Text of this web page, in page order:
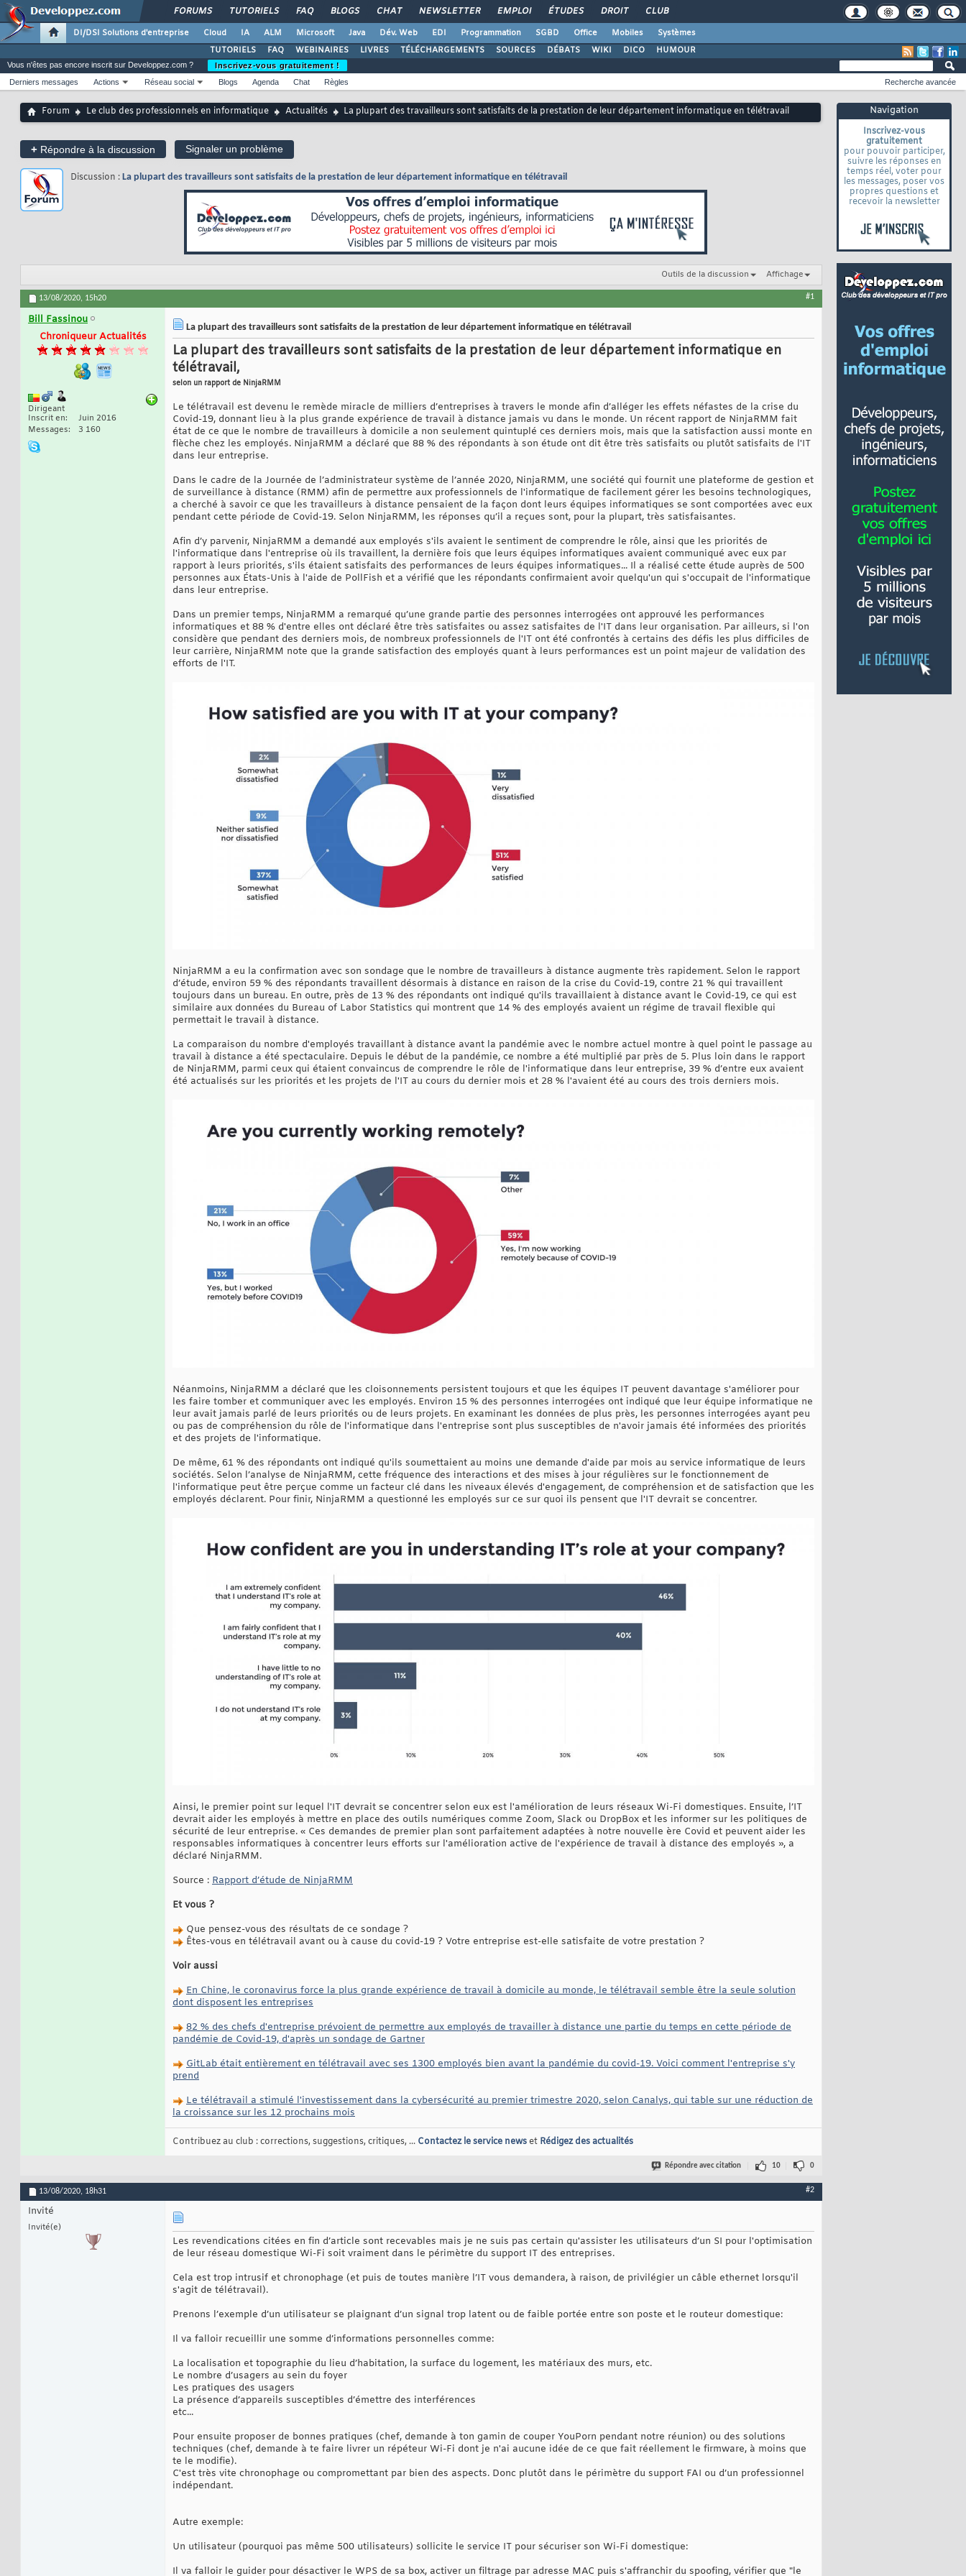
FORUMS TUTORIELS FAQ BLOGS CHAT NEWSLETTER EMPLOI ÉTUDES DROIT CLUB
DI/DSI Solutions d'entreprise Cloud IA ALM Microsoft Java Dév. Web EDI Programmation SGBD Office Mobiles
Systèmes
TUTORIELS
FAQ WEBINAIRES LIVRES TÉLÉCHARGEMENTS SOURCES DÉBATS WIKI DICO HUMOUR
Navigation
Inscrivez-vous
gratuitement
pour pouvoir participer,
suivre les réponses en
temps réel, voter pour
les messages, poser vos
propres questions et
recevoir la newsletter
Vous n'êtes pas encore inscrit sur Developpez.com ?
Inscrivez-vous gratuitement !
Derniers messages
Actions Réseau social Blogs Agenda Chat Règles Recherche avancée
Forum Le club des professionnels en informatique Actualités La plupart des travailleurs sont satisfaits de la prestation de leur département informatique en télétravail
+ Répondre à la discussion Signaler un problème
Discussion : La plupart des travailleurs sont satisfaits de la prestation de leur département informatique en télétravail
Outils de la discussion Affichage
13/08/2020, 15h20 #1
Bill Fassinou
Chroniqueur Actualités
Dirigeant
Inscrit en
Juin 2016
Messages
3 160
La plupart des travailleurs sont satisfaits de la prestation de leur département informatique en télétravail
La plupart des travailleurs sont satisfaits de la prestation de leur département informatique en
télétravail,
selon un rapport de NinjaRMM
Le télétravail est devenu le remède miracle de milliers d’entreprises à travers le monde afin d’alléger les effets néfastes de la crise du
Covid-19, donnant lieu à la plus grande expérience de travail à distance jamais vu dans le monde. Un récent rapport de NinjaRMM fait
état de ce que le nombre de travailleurs à domicile a non seulement quintuplé ces derniers mois, mais que la satisfaction aussi monte en
flèche chez les employés. NinjaRMM a déclaré que 88 % des répondants à son étude ont dit être très satisfaits ou plutôt satisfaits de l'IT
dans leur entreprise.
Dans le cadre de la Journée de l’administrateur système de l’année 2020, NinjaRMM, une société qui fournit une plateforme de gestion et
de surveillance à distance (RMM) afin de permettre aux professionnels de l'informatique de facilement gérer les besoins technologiques,
a cherché à savoir ce que les travailleurs à distance pensaient de la façon dont leurs équipes informatiques se sont comportées avec eux
pendant cette période de Covid-19. Selon NinjaRMM, les réponses qu’il a reçues sont, pour la plupart, très satisfaisantes.
Afin d’y parvenir, NinjaRMM a demandé aux employés s'ils avaient le sentiment de comprendre le rôle, ainsi que les priorités de
l'informatique dans l'entreprise où ils travaillent, la dernière fois que leurs équipes informatiques avaient communiqué avec eux par
rapport à leurs priorités, s'ils étaient satisfaits des performances de leurs équipes informatiques... Il a réalisé cette étude auprès de 500
personnes aux États-Unis à l'aide de PollFish et a vérifié que les répondants confirmaient avoir quelqu'un qui s'occupait de l'informatique
dans leur entreprise.
Dans un premier temps, NinjaRMM a remarqué qu’une grande partie des personnes interrogées ont approuvé les performances
informatiques et 88 % d'entre elles ont déclaré être très satisfaites ou assez satisfaites de l'IT dans leur organisation. Par ailleurs, si l'on
considère que pendant des derniers mois, de nombreux professionnels de l'IT ont été confrontés à certains des défis les plus difficiles de
leur carrière, NinjaRMM note que la grande satisfaction des employés quant à leurs performances est un point majeur de validation des
efforts de l'IT.
NinjaRMM a eu la confirmation avec son sondage que le nombre de travailleurs à distance augmente très rapidement. Selon le rapport
d’étude, environ 59 % des répondants travaillent désormais à distance en raison de la crise du Covid-19, contre 21 % qui travaillent
toujours dans un bureau. En outre, près de 13 % des répondants ont indiqué qu'ils travaillaient à distance avant le Covid-19, ce qui est
similaire aux données du Bureau of Labor Statistics qui montrent que 14 % des employés avaient un régime de travail flexible qui
permettait le travail à distance.
La comparaison du nombre d'employés travaillant à distance avant la pandémie avec le nombre actuel montre à quel point le passage au
travail à distance a été spectaculaire. Depuis le début de la pandémie, ce nombre a été multiplié par près de 5. Plus loin dans le rapport
de NinjaRMM, parmi ceux qui étaient convaincus de comprendre le rôle de l'informatique dans leur entreprise, 39 % d’entre eux avaient
été actualisés sur les priorités et les projets de l'IT au cours du dernier mois et 28 % l'avaient été au cours des trois derniers mois.
Néanmoins, NinjaRMM a déclaré que les cloisonnements persistent toujours et que les équipes IT peuvent davantage s'améliorer pour
les faire tomber et communiquer avec les employés. Environ 15 % des personnes interrogées ont indiqué que leur équipe informatique ne
leur avait jamais parlé de leurs priorités ou de leurs projets. En examinant les données de plus près, les personnes interrogées ayant peu
ou pas de compréhension du rôle de l'informatique dans l'entreprise sont plus susceptibles de n'avoir jamais été informées des priorités
et des projets de l'informatique.
De même, 61 % des répondants ont indiqué qu'ils soumettaient au moins une demande d'aide par mois au service informatique de leurs
sociétés. Selon l’analyse de NinjaRMM, cette fréquence des interactions et des mises à jour régulières sur le fonctionnement de
l'informatique peut être perçue comme un facteur clé dans les niveaux élevés d'engagement, de compréhension et de satisfaction que les
employés déclarent. Pour finir, NinjaRMM a questionné les employés sur ce sur quoi ils pensent que l'IT devrait se concentrer.
Ainsi, le premier point sur lequel l'IT devrait se concentrer selon eux est l'amélioration de leurs réseaux Wi-Fi domestiques. Ensuite, l’IT
devrait aider les employés à mettre en place des outils numériques comme Zoom, Slack ou DropBox et les informer sur les politiques de
sécurité de leur entreprise. « Ces demandes de premier plan sont parfaitement adaptées à notre nouvelle ère Covid et peuvent aider les
responsables informatiques à concentrer leurs efforts sur l'amélioration active de l'expérience de travail à distance des employés », a
déclaré NinjaRMM.
Source : Rapport d’étude de NinjaRMM
Et vous ?
Que pensez-vous des résultats de ce sondage ?
Êtes-vous en télétravail avant ou à cause du covid-19 ? Votre entreprise est-elle satisfaite de votre prestation ?
Voir aussi
En Chine, le coronavirus force la plus grande expérience de travail à domicile au monde, le télétravail semble être la seule solution
dont disposent les entreprises
82 % des chefs d'entreprise prévoient de permettre aux employés de travailler à distance une partie du temps en cette période de
pandémie de Covid-19, d'après un sondage de Gartner
GitLab était entièrement en télétravail avec ses 1300 employés bien avant la pandémie du covid-19. Voici comment l'entreprise s'y
prend
Le télétravail a stimulé l'investissement dans la cybersécurité au premier trimestre 2020, selon Canalys, qui table sur une réduction de
la croissance sur les 12 prochains mois
Contribuez au club : corrections, suggestions, critiques, ... Contactez le service newset Rédigez des actualités
Répondre avec citation 10 0
13/08/2020, 18h31 #2
Invité
Invité(e)
Les revendications citées en fin d’article sont recevables mais je ne suis pas certain qu'assister les utilisateurs d’un SI pour l'optimisation
de leur réseau domestique Wi-Fi soit vraiment dans le périmètre du support IT des entreprises.
Cela est trop intrusif et chronophage (et puis de toutes manière l’IT vous demandera, à raison, de privilégier un câble ethernet lorsqu'il
s'agit de télétravail).
Prenons l’exemple d’un utilisateur se plaignant d’un signal trop latent ou de faible portée entre son poste et le routeur domestique:
Il va falloir recueillir une somme d’informations personnelles comme:
La localisation et topographie du lieu d’habitation, la surface du logement, les matériaux des murs, etc.
Le nombre d’usagers au sein du foyer
Les pratiques des usagers
La présence d’appareils susceptibles d’émettre des interférences
etc...
Pour ensuite proposer de bonnes pratiques (chef, demande à ton gamin de couper YouPorn pendant notre réunion) ou des solutions
techniques (chef, demande à te faire livrer un répéteur Wi-Fi dont je n'ai aucune idée de ce que fait réellement le firmware, à moins que
te le modifie).
C'est très vite chronophage ou compromettant par bien des aspects. Donc plutôt dans le périmètre du support FAI ou d’un professionnel
indépendant.
Autre exemple:
Un utilisateur (pourquoi pas même 500 utilisateurs) sollicite le service IT pour sécuriser son Wi-Fi domestique:
Il va falloir le guider pour désactiver le WPS de sa box, activer un filtrage par adresse MAC puis s'affranchir du spoofing, vérifier que "le